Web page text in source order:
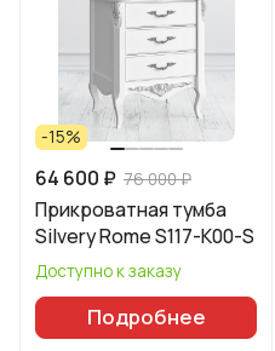
-15%
64 600 ₽ 76 000 ₽
Прикроватная тумба
Silvery Rome S117-K00-S
Доступно к заказу
Подробнее